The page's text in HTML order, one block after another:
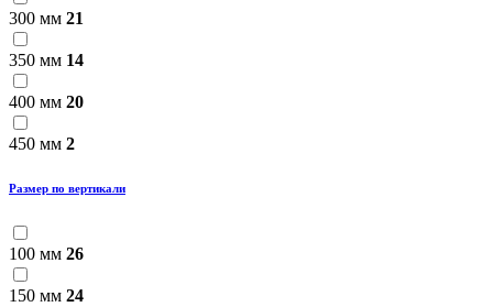
300 мм 21
350 мм 14
400 мм 20
450 мм 2
Размер по вертикали
100 мм 26
150 мм 24